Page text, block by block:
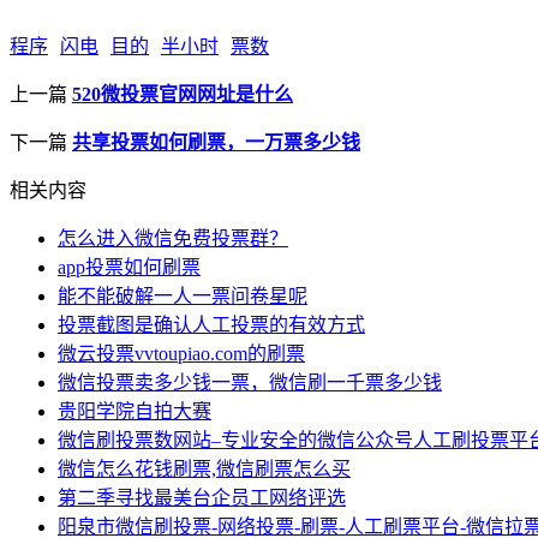
程序 闪电 目的 半小时 票数
上一篇 520微投票官网网址是什么
下一篇 共享投票如何刷票，一万票多少钱
相关内容
怎么进入微信免费投票群？
app投票如何刷票
能不能破解一人一票问卷星呢
投票截图是确认人工投票的有效方式
微云投票vvtoupiao.com的刷票
微信投票卖多少钱一票，微信刷一千票多少钱
贵阳学院自拍大赛
微信刷投票数网站–专业安全的微信公众号人工刷投票平
微信怎么花钱刷票,微信刷票怎么买
第二季寻找最美台企员工网络评选
阳泉市微信刷投票-网络投票-刷票-人工刷票平台-微信拉